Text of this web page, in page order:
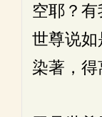
空耶？
世尊说如
染著，得